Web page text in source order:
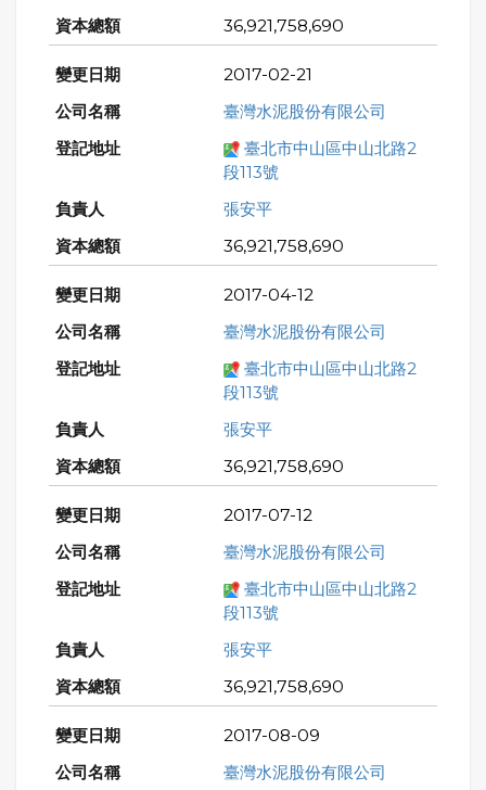
36,921,758,690
2017-02-21
臺灣水泥股份有限公司
臺北市中山區中山北路2
段113號
張安平
36,921,758,690
2017-04-12
臺灣水泥股份有限公司
臺北市中山區中山北路2
段113號
張安平
36,921,758,690
2017-07-12
臺灣水泥股份有限公司
臺北市中山區中山北路2
段113號
張安平
36,921,758,690
2017-08-09
臺灣水泥股份有限公司